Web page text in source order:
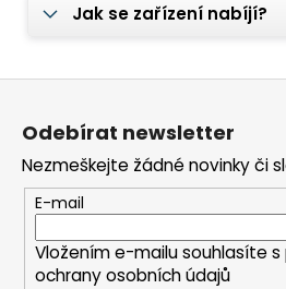
Jak se zařízení nabíjí?
Z
Odebírat newsletter
Nezmeškejte žádné novinky či
E-mail
Vložením e-mailu souhlasíte s
ochrany osobních údajů